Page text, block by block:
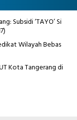
Subsidi ‘TAYO’ Si
Wilayah Bebas
Kota Tangerang di